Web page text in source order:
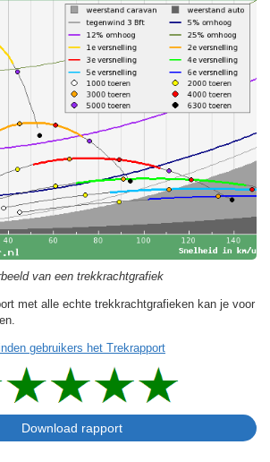
van een trekkrachtgrafiek
met alle echte trekkrachtgrafieken kan je voor
gebruikers het Trekrapport